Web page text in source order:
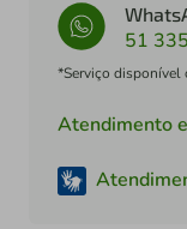
51
*Serviço disponível
Atendimento